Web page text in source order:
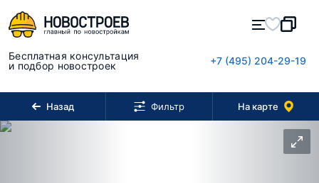
Бесплатная консультация
и подбор новостроек
+7 (495) 204-29-19
Назад Фильтр На карте